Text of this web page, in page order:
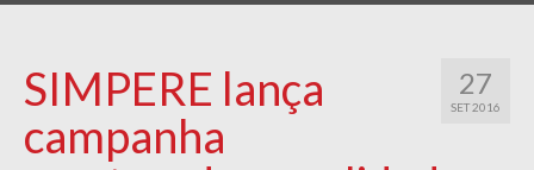
27
SET 2016
SIMPERE lança
campanha